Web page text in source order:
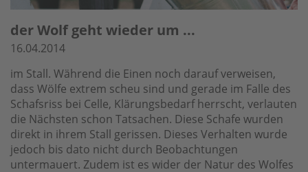
der Wolf geht wieder um ...
16.04.2014
im Stall. Während die Einen noch darauf verweisen,
dass Wölfe extrem scheu sind und gerade im Falle des
Schafsriss bei Celle, Klärungsbedarf herrscht, verlauten
die Nächsten schon Tatsachen. Diese Schafe wurden
direkt in ihrem Stall gerissen. Dieses Verhalten wurde
jedoch bis dato nicht durch Beobachtungen
untermauert. Zudem ist es wider der Natur des Wolfes